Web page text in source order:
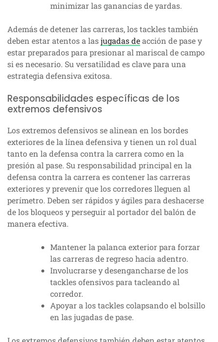
minimizar las ganancias de yardas.
Además de detener las carreras, los tackles también
deben estar atentos a lasjugadas deacción de pase y
estar preparados para presionar al mariscal de campo
si es necesario. Su versatilidad es clave para una
estrategia defensiva exitosa.
Responsabilidades específicas de los
extremos defensivos
Los extremos defensivos se alinean en los bordes
exteriores de la línea defensiva y tienen un rol dual
tanto en la defensa contra la carrera como en la
presión al pase. Su responsabilidad principal en la
defensa contra la carrera es contener las carreras
exteriores y prevenir que los corredores lleguen al
perímetro. Deben ser rápidos y ágiles para deshacerse
de los bloqueos y perseguir al portador del balón de
manera efectiva.
Mantener la palanca exterior para forzar
las carreras de regreso hacia adentro.
Involucrarse y desengancharse de los
tackles ofensivos para tacleando al
corredor.
Apoyar a los tackles colapsando el bolsillo
en las jugadas de pase.